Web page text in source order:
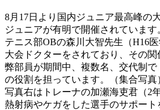
8月17日より国内ジュニア最高峰の
ジュニアが有明で開催されています
テニス部OBの森川大智先生（H16
大会ドクターをされており、その関
弊部員が期間中、複数名、交代制で
の役割を担っています。（集合写真
写真右はトレーナの加瀬海吏君（2
熱射病やケガをした選手のサポート